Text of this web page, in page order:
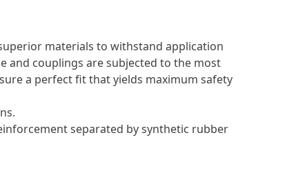
materials to withstand application
and couplings are subjected to the most
a perfect fit that yields maximum safety
separated by synthetic rubber